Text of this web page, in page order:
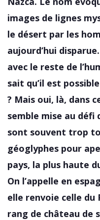
images de lignes
le désert par les
aujourd’hui
avec le reste de
sait qu’il est
? Mais oui, là, dans
semble mise au défi
sont souvent trop
géoglyphes pour
pays, la plus haute
On l’appelle en
elle renvoie celle du
rang de château de